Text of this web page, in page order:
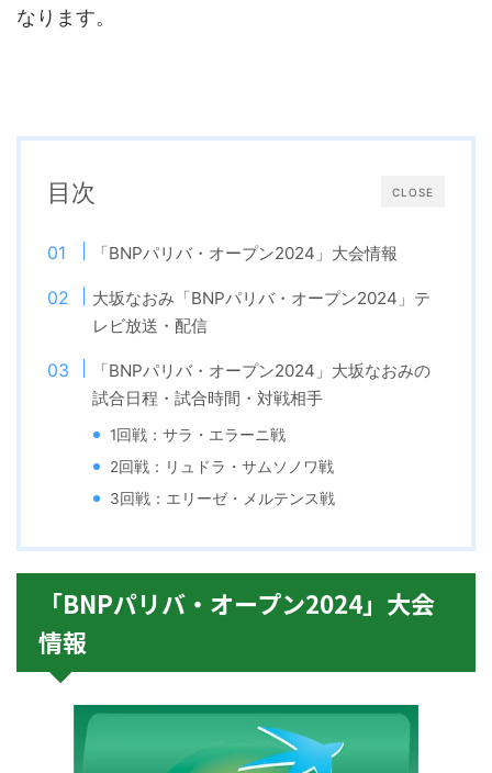
なります。
CLOSE
目次
「BNPパリバ・オープン2024」大会情報
大坂なおみ「BNPパリバ・オープン2024」テ
レビ放送・配信
「BNPパリバ・オープン2024」大坂なおみの
試合日程・試合時間・対戦相手
1回戦：サラ・エラーニ戦
2回戦：リュドラ・サムソノワ戦
3回戦：エリーゼ・メルテンス戦
「BNPパリバ・オープン2024」大会
情報